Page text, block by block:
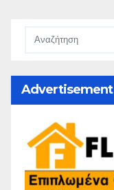
Advertisement